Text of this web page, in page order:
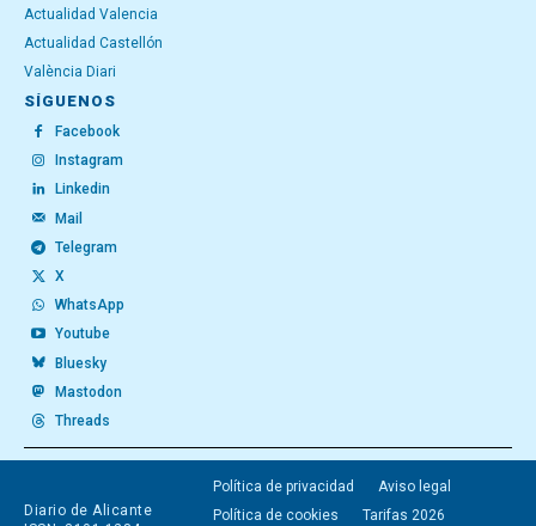
Actualidad Valencia
Actualidad Castellón
València Diari
SÍGUENOS
Facebook
Instagram
Linkedin
Mail
Telegram
X
WhatsApp
Youtube
Bluesky
Mastodon
Threads
Diario de Alicante
Política de privacidad
Aviso legal
Política de cookies
Tarifas 2026